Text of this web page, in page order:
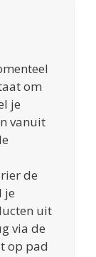
om
je
vanuit
de
je
uit
via de
op pad